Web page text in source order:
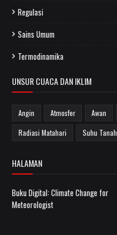
Regulasi
Sains Umum
Termodinamika
UNSUR CUACA DAN IKLIM
Angin Atmosfer Awan
Radiasi Matahari
Suhu Tanah
HALAMAN
Buku Digital: Climate Change for
Meteorologist